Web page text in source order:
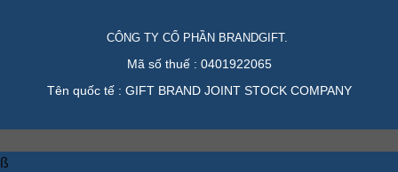
CÔNG TY CỔ PHẦN BRANDGIFT.
Mã số thuế : 0401922065
Tên quốc tế : GIFT BRAND JOINT STOCK COMPANY
ß